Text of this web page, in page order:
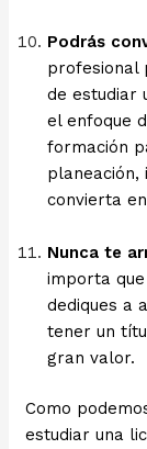
Podrás
profesional
de estudiar
el enfoque
formación
planeación,
convierta
Nunca te
importa
dediques a
tener un
gran valor.
Como
estudiar una